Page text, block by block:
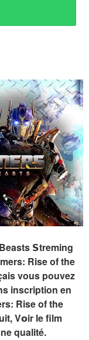
𝗦treming
Rise of the
vous pouvez
inscription en
Rise of the
V𝗼ir le film
qualité.